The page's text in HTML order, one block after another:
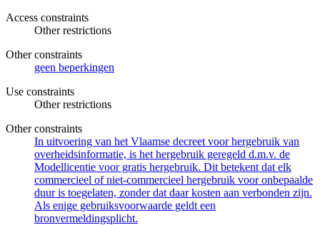
Access constraints
Other restrictions
Other constraints
geen beperkingen
Use constraints
Other restrictions
Other constraints
In uitvoering van het Vlaamse decreet voor hergebruik van
overheidsinformatie, is het hergebruik geregeld d.m.v. de
Modellicentie voor gratis hergebruik. Dit betekent dat elk
commercieel of niet-commercieel hergebruik voor onbepaalde
duur is toegelaten, zonder dat daar kosten aan verbonden zijn.
Als enige gebruiksvoorwaarde geldt een
bronvermeldingsplicht.